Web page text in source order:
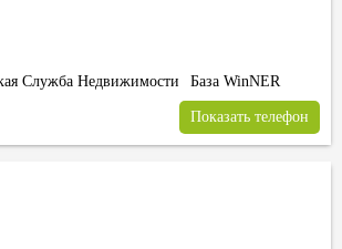
Служба Недвижимости База WinNER
Показать телефон